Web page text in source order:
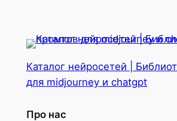
Каталог нейросетей |
для midjourney и chatgpt
Про нас